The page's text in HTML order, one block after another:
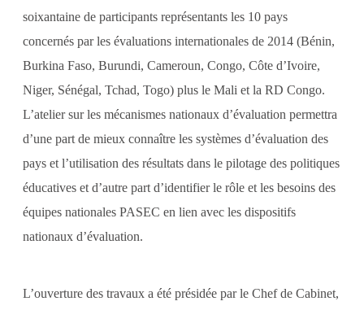
soixantaine de participants représentants les 10 pays
concernés par les évaluations internationales de 2014 (Bénin,
Burkina Faso, Burundi, Cameroun, Congo, Côte d’Ivoire,
Niger, Sénégal, Tchad, Togo) plus le Mali et la RD Congo.
L’atelier sur les mécanismes nationaux d’évaluation permettra
d’une part de mieux connaître les systèmes d’évaluation des
pays et l’utilisation des résultats dans le pilotage des politiques
éducatives et d’autre part d’identifier le rôle et les besoins des
équipes nationales PASEC en lien avec les dispositifs
nationaux d’évaluation.
L’ouverture des travaux a été présidée par le Chef de Cabinet,